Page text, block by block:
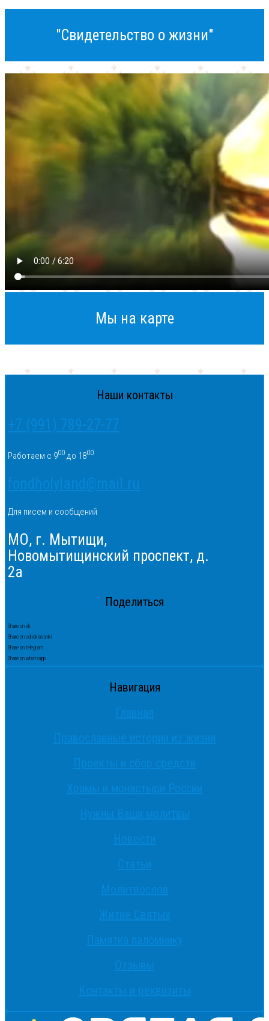
"Свидетельство о жизни"
Мы на карте
Наши контакты
+7 (991) 789-27-77
Работаем с 900 до 1800
fondholyland@mail.ru
Для писем и сообщений
МО, г. Мытищи,
Новомытищинский проспект, д.
2а
Поделиться
Share on vk
Share on odnoklassniki
Share on telegram
Share on whatsapp
Навигация
Главная
Православные истории из жизни
Проекты и сбор средств
Храмы и монастыри России
Нужны Ваши молитвы
Новости
Статьи
Молитвослов
Житие Святых
Памятка паломнику
Отзывы
Контакты и реквизиты